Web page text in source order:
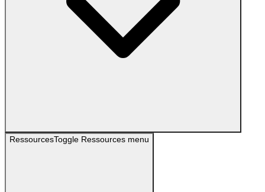
RessourcesToggle Ressources menu